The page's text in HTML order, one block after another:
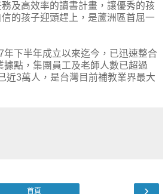
及高效率的讀書計畫，讓優秀的孩
的孩子迎頭趕上，是蘆洲區首屈一
年下半年成立以來迄今，已迅速整合
據點，集團員工及老師人數已超過
近3萬人，是台灣目前補教業界最大
›
首頁